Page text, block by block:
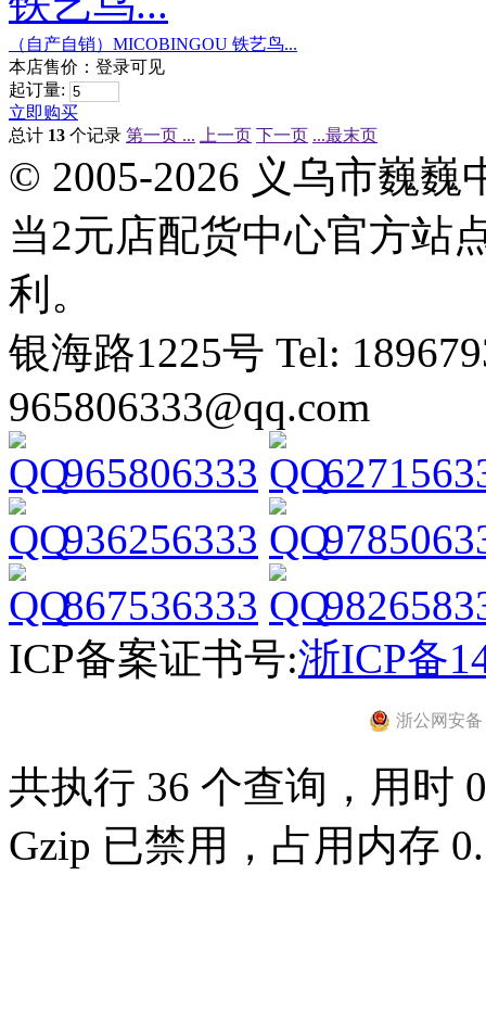
（自产自销）MICOBINGOU 铁艺鸟...
本店售价： 登录可见
起订量:
立即购买
总计 13 个记录 第一页 ... 上一页 下一页 ...最末页
© 2005-2026 义乌市巍
当2元店配货中心官方站
利。
银海路1225号 Tel:
965806333@qq.com
965806333
936256333
867536333
ICP备案证书号:浙ICP备
浙公网安备
共执行 36 个查询，用时
Gzip 已禁用，占用内存